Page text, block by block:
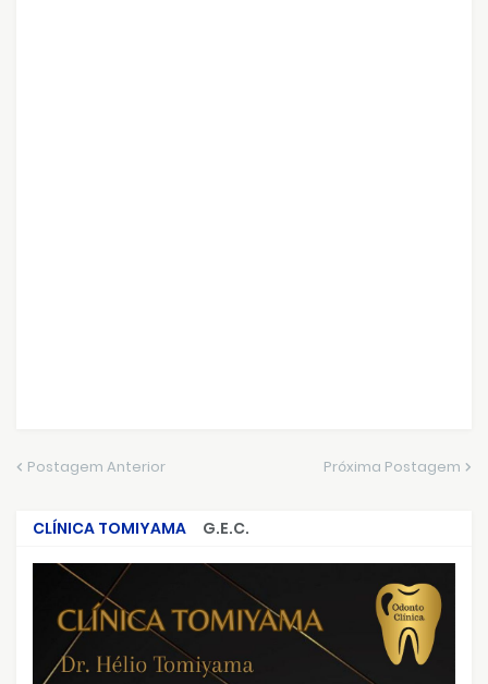
Postagem Anterior Próxima Postagem
CLÍNICA TOMIYAMA
G.E.C.
CRIMES QUE ABALARAM O BRASIL